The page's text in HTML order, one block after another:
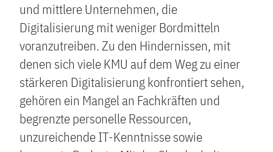
und mittlere Unternehmen, die
Digitalisierung mit weniger Bordmitteln
voranzutreiben. Zu den Hindernissen, mit
denen sich viele KMU auf dem Weg zu einer
stärkeren Digitalisierung konfrontiert sehen,
gehören ein Mangel an Fachkräften und
begrenzte personelle Ressourcen,
unzureichende IT-Kenntnisse sowie